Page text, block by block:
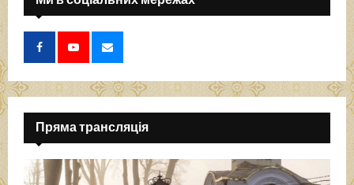
Пряма трансляція